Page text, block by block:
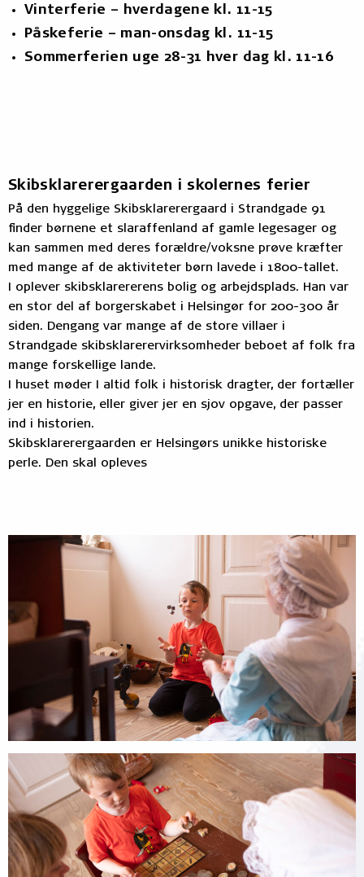
Vinterferie – hverdagene kl. 11-15
Påskeferie – man-onsdag kl. 11-15
Sommerferien uge 28-31 hver dag kl. 11-16
Skibsklarerergaarden i skolernes ferier
På den hyggelige Skibsklarerergaard i Strandgade 91
finder børnene et slaraffenland af gamle legesager og
kan sammen med deres forældre/voksne prøve kræfter
med mange af de aktiviteter børn lavede i 1800-tallet.
I oplever skibsklarererens bolig og arbejdsplads. Han var
en stor del af borgerskabet i Helsingør for 200-300 år
siden. Dengang var mange af de store villaer i
Strandgade skibsklarerervirksomheder beboet af folk fra
mange forskellige lande.
I huset møder I altid folk i historisk dragter, der fortæller
jer en historie, eller giver jer en sjov opgave, der passer
ind i historien.
Skibsklarerergaarden er Helsingørs unikke historiske
perle. Den skal opleves